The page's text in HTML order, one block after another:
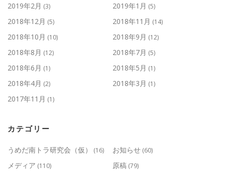
2019年2月 (3) 2019年1月 (5)
2018年12月 (5) 2018年11月 (14)
2018年10月 (10) 2018年9月 (12)
2018年8月 (12) 2018年7月 (5)
2018年6月 (1) 2018年5月 (1)
2018年4月 (2) 2018年3月 (1)
2017年11月 (1)
カテゴリー
うめだ南トラ研究会（仮） (16) お知らせ (60)
メディア (110) 原稿 (79)